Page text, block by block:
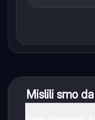
Mislili smo